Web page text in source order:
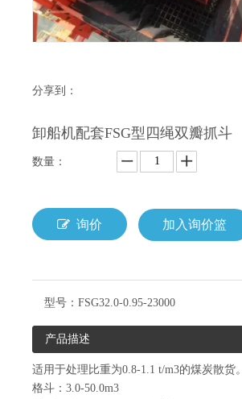
分享到：
卸船机配套FSG型四绳双瓣抓斗
数量：
询价 加入询价篮
型号： FSG32.0-0.95-23000
产品描述
适用于处理比重为0.8-1.1 t/m3的煤炭散货。
格斗：3.0-50.0m3